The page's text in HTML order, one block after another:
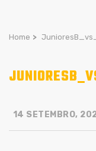
Home >
14 SETEMBRO,